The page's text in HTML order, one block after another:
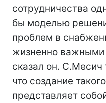
сотрудничества
бы моделью
проблем в
жизненно
сказал он. С.Месич
что создание
представляет